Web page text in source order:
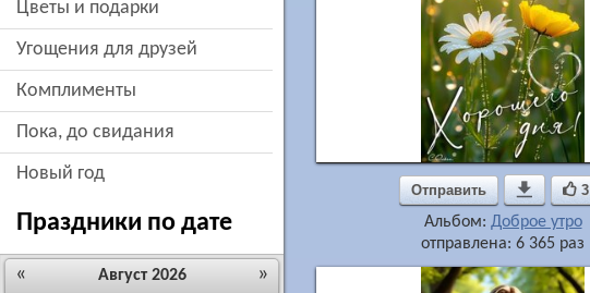
цветы и подарки
угощения для друзей
комплименты
пока, до свидания
новый год
Праздники по дате
« »
Август 2026
Отправить  3
Альбом: Доброе утро
отправлена: 6 365 раз